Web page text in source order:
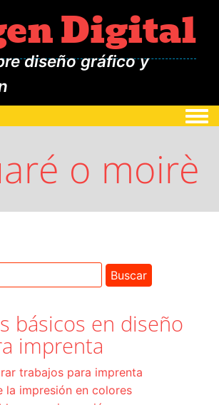
Digital
diseño gráfico y
o moirè
básicos en diseño
imprenta
trabajos para imprenta
la impresión en colores